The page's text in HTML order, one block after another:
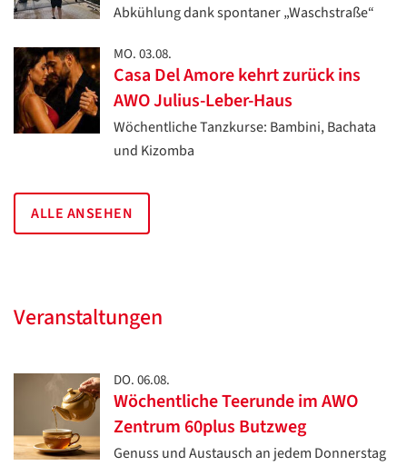
Abkühlung dank spontaner „Waschstraße“
MO. 03.08.
Casa Del Amore kehrt zurück ins
AWO Julius-Leber-Haus
Wöchentliche Tanzkurse: Bambini, Bachata
und Kizomba
ALLE ANSEHEN
Veranstaltungen
DO. 06.08.
Wöchentliche Teerunde im AWO
Zentrum 60plus Butzweg
Genuss und Austausch an jedem Donnerstag